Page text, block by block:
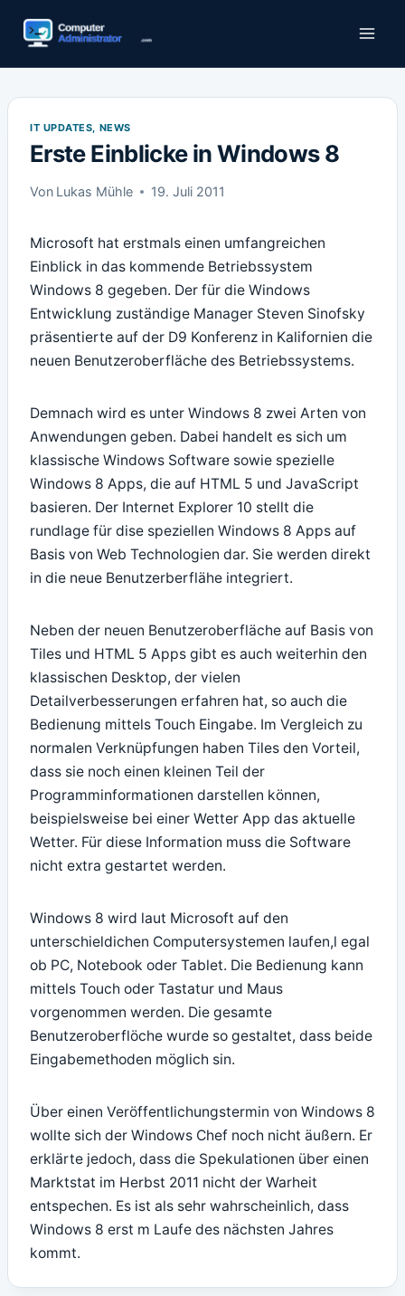
Inhalt
IT UPDATES, NEWS
Erste Einblicke in Windows 8
Von Lukas Mühle 19. Juli 2011
Microsoft hat erstmals einen umfangreichen
Einblick in das kommende Betriebssystem
Windows 8 gegeben. Der für die Windows
Entwicklung zuständige Manager Steven Sinofsky
präsentierte auf der D9 Konferenz in Kalifornien die
neuen Benutzeroberfläche des Betriebssystems.
Demnach wird es unter Windows 8 zwei Arten von
Anwendungen geben. Dabei handelt es sich um
klassische Windows Software sowie spezielle
Windows 8 Apps, die auf HTML 5 und JavaScript
basieren. Der Internet Explorer 10 stellt die
rundlage für dise speziellen Windows 8 Apps auf
Basis von Web Technologien dar. Sie werden direkt
in die neue Benutzerberflähe integriert.
Neben der neuen Benutzeroberfläche auf Basis von
Tiles und HTML 5 Apps gibt es auch weiterhin den
klassischen Desktop, der vielen
Detailverbesserungen erfahren hat, so auch die
Bedienung mittels Touch Eingabe. Im Vergleich zu
normalen Verknüpfungen haben Tiles den Vorteil,
dass sie noch einen kleinen Teil der
Programminformationen darstellen können,
beispielsweise bei einer Wetter App das aktuelle
Wetter. Für diese Information muss die Software
nicht extra gestartet werden.
Windows 8 wird laut Microsoft auf den
unterschieldichen Computersystemen laufen,l egal
ob PC, Notebook oder Tablet. Die Bedienung kann
mittels Touch oder Tastatur und Maus
vorgenommen werden. Die gesamte
Benutzeroberflöche wurde so gestaltet, dass beide
Eingabemethoden möglich sin.
Über einen Veröffentlichungstermin von Windows 8
wollte sich der Windows Chef noch nicht äußern. Er
erklärte jedoch, dass die Spekulationen über einen
Marktstat im Herbst 2011 nicht der Warheit
entspechen. Es ist als sehr wahrscheinlich, dass
Windows 8 erst m Laufe des nächsten Jahres
kommt.